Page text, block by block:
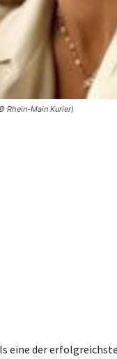
Rhein-Main Kurier)
eine der